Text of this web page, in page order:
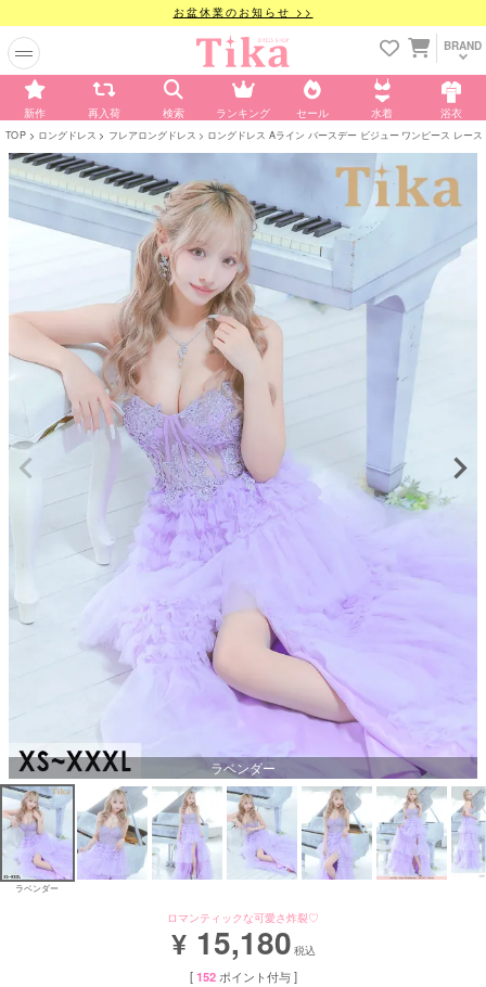
お盆休業のお知らせ >>
BRAND
新作 再入荷 検索 ランキング セール 水着 浴衣
TOP ロングドレス フレアロングドレス ロングドレス Aライン バースデー ビジュー ワンピース レー
ラベンダー
ラベンダー
ロマンティックな可愛さ炸裂♡
¥ 15,180 税込
[ 152 ポイント付与 ]